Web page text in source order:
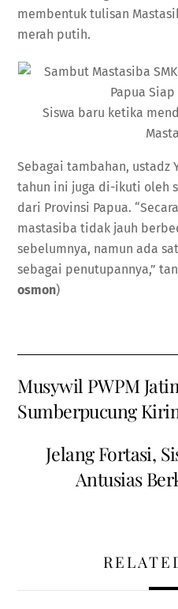
membentuk tulisan
merah putih.
Siswa baru ketika
Sebagai tambahan, ustadz
tahun ini juga di-ikuti oleh
dari Provinsi Papua.
mastasiba tidak jauh
sebelumnya, namun ada
sebagai penutupannya,”
osmon)
Musywil PWPM
Sumberpucung
Jelang Fortasi,
Antusias